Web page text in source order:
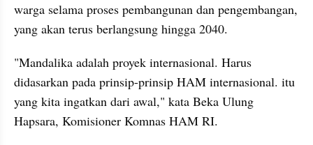
warga selama proses pembangunan dan pengembangan,
yang akan terus berlangsung hingga 2040.
"Mandalika adalah proyek internasional. Harus
didasarkan pada prinsip-prinsip HAM internasional. itu
yang kita ingatkan dari awal," kata Beka Ulung
Hapsara, Komisioner Komnas HAM RI.